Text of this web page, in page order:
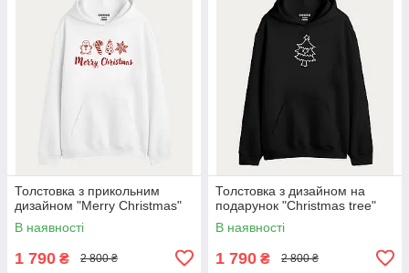
Толстовка з прикольним
дизайном "Merry Christmas"
В наявності
1 790 ₴ 2 800 ₴
Толстовка з дизайном на
подарунок "Christmas tree"
В наявності
1 790 ₴ 2 800 ₴